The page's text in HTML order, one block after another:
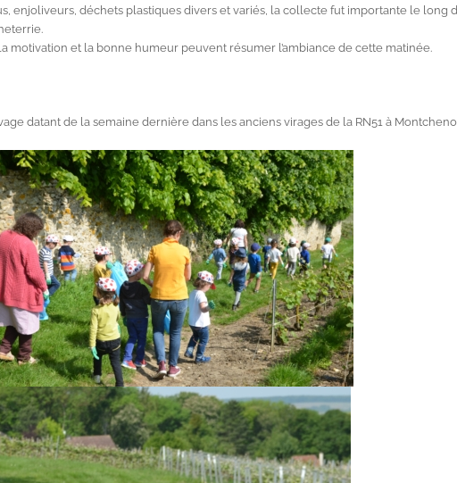
enjoliveurs, déchets plastiques divers et variés, la collecte fut importante le long
motivation et la bonne humeur peuvent résumer l’ambiance de cette matinée.
datant de la semaine dernière dans les anciens virages de la RN51 à